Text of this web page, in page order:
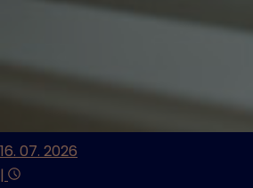
16. 07. 2026
|